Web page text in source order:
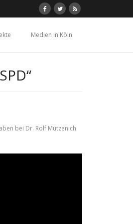
Medien in Köln
bei Dr. Rolf Mützenich